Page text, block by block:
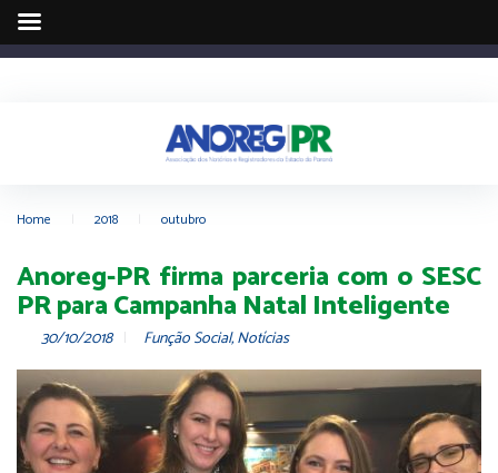
Home 2018 outubro
Anoreg-PR firma parceria com o SESC
PR para Campanha Natal Inteligente
30/10/2018 Função Social,Notícias